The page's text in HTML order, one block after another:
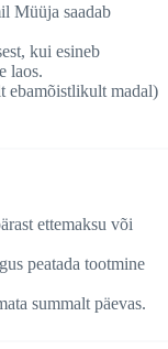
Müüja saadab
kui esineb
laos.
ebamõistlikult madal)
ettemaksu või
peatada tootmine
summalt päevas.